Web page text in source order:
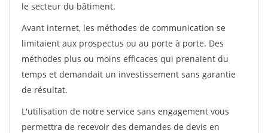
le secteur du bâtiment.
Avant internet, les méthodes de communication se
limitaient aux prospectus ou au porte à porte. Des
méthodes plus ou moins efficaces qui prenaient du
temps et demandait un investissement sans garantie
de résultat.
L'utilisation de notre service sans engagement vous
permettra de recevoir des demandes de devis en